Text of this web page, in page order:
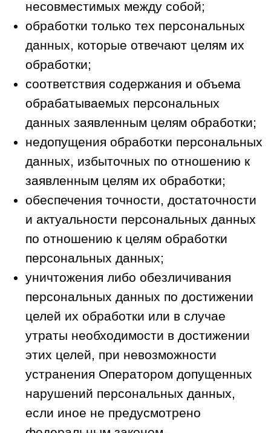
обработка персональных данных
необходима для защиты жизни,
интересов субъекта персональных
данных, если получение согласия
субъекта персональных данных
3.Цели сбора персональной
информации пользователя. Объем и
персональных данных.
3.1. Обработка персональных данных
ограничивается достижением
конкретных, заранее определенных и
законных целей. Не допускается
обработка персональных данных,
персональных данных. Обрабатываемые
персональные данные не должны быть
избыточными по отношению к
заявленным целям их обработки.
Обработке подлежат только
персональные данные, которые отвечают
3.2. Персональные данные Пользователя
Оператор обрабатывает в следующих
целях: прием и обработка заявок из форм
обратной связи, обработка входящих
звонков, а также осуществление
обратной связи с Пользователем